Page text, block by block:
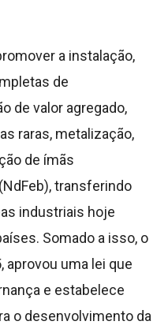
a instalação,
de
de valor agregado,
raras, metalização,
de ímãs
transferindo
industriais hoje
Somado a isso, o
aprovou uma lei que
e estabelece
o desenvolvimento da